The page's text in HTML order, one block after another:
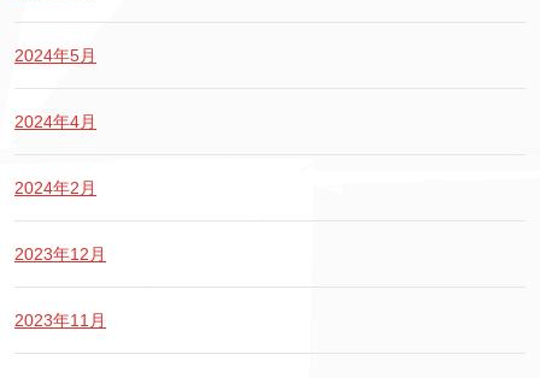
2024年5月
2024年4月
2024年2月
2023年12月
2023年11月